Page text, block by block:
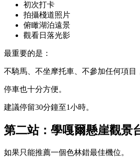
初次打卡
拍攝棧道照片
俯瞰湖泊遠景
觀看日落光影
最重要的是：
不騎馬、不坐摩托車、不參加任何項目
停車也十分方便。
建議停留30分鐘至1小時。
第二站：學嘎爾懸崖觀景
如果只能推薦一個色林錯最佳機位。